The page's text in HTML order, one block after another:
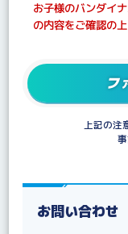
お子様のバンダイ
の内容をご確認の
フ
上記の注
お問い合わせ